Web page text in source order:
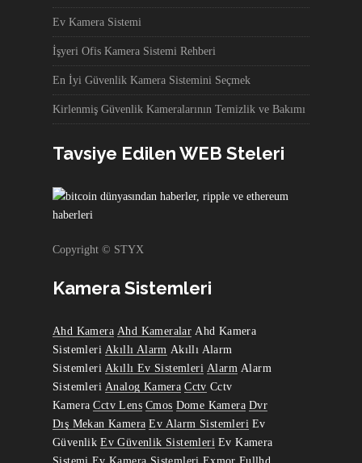
Ev Kamera Sistemi
İşyeri Ofis Kamera Sistemi Rehberi
En İyi Güvenlik Kamera Sistemini Seçmek
Kirlenmiş Güvenlik Kameralarının Temizlik ve Bakımı
Tavsiye Edilen WEB Steleri
Copyright © STYX
Kamera Sistemleri
Ahd Kamera Ahd Kameralar Ahd Kamera
Sistemleri Akıllı Alarm Akıllı Alarm
Sistemleri Akıllı Ev Sistemleri Alarm Alarm
Sistemleri Analog Kamera Cctv Cctv
Kamera Cctv Lens Cmos Dome Kamera Dvr
Dış Mekan Kamera Ev Alarm Sistemleri Ev
Güvenlik Ev Güvenlik Sistemleri Ev Kamera